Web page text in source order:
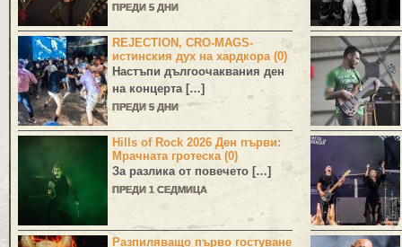
ПРЕДИ 5 ДНИ
REJECTION, CRO-MAGS-
истинския дух на хардкора (0)
Настъпи дългоочаквания ден
на концерта […]
ПРЕДИ 5 ДНИ
Hills of Rock 2026 Ден първи:
Мрачната гротеска (0)
За разлика от повечето […]
ПРЕДИ 1 СЕДМИЦА
Разпиляващо първо гостуване